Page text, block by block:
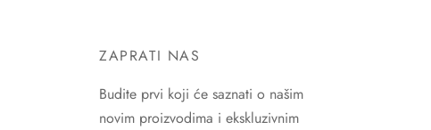
ZAPRATI NAS
Budite prvi koji će saznati o našim
novim proizvodima i ekskluzivnim